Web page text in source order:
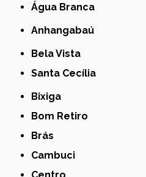
Água Branca
Anhangabaú
Bela Vista
Santa Cecília
Bixiga
Bom Retiro
Brás
Cambuci